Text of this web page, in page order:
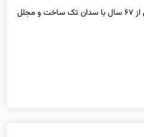
بازگشت پاکارد پس از ۶۷ سال با سدان تک ساخت و مجلل